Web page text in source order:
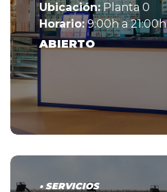
Ubicación:Planta 0
Horario:9:00h a 21:00h
ABIERTO
• SERVICIOS